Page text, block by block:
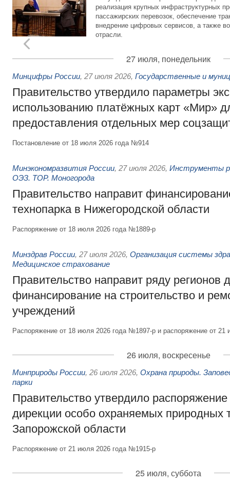
реализация крупных инфраструктурных
пассажирских перевозок, обеспечение
внедрение цифровых сервисов, а также
отрасли.
27 июля, понедельник
Минцифры России, 27 июля 2026, Государственные и
Правительство утвердило параметры
использованию платёжных карт «Мир»
предоставления отдельных мер
Постановление от 18 июля 2026 года №914
Минэкономразвития России, 27 июля 2026, Инструменты
ОЭЗ. ТОР. Моногорода
Правительство направит
технопарка в Нижегородской области
Распоряжение от 18 июля 2026 года №1889-р
Минздрав России, 27 июля 2026, Организация системы
Медицинское страхование
Правительство направит ряду регионов
финансирование на строительство и
учреждений
Распоряжение от 18 июля 2026 года №1897-р и распоряжение от
26 июля, воскресенье
Минприроды России, 26 июля 2026, Охрана природы.
парки
Правительство утвердило
дирекции особо охраняемых природных
Запорожской области
Распоряжение от 21 июля 2026 года №1915-р
25 июля, суббота